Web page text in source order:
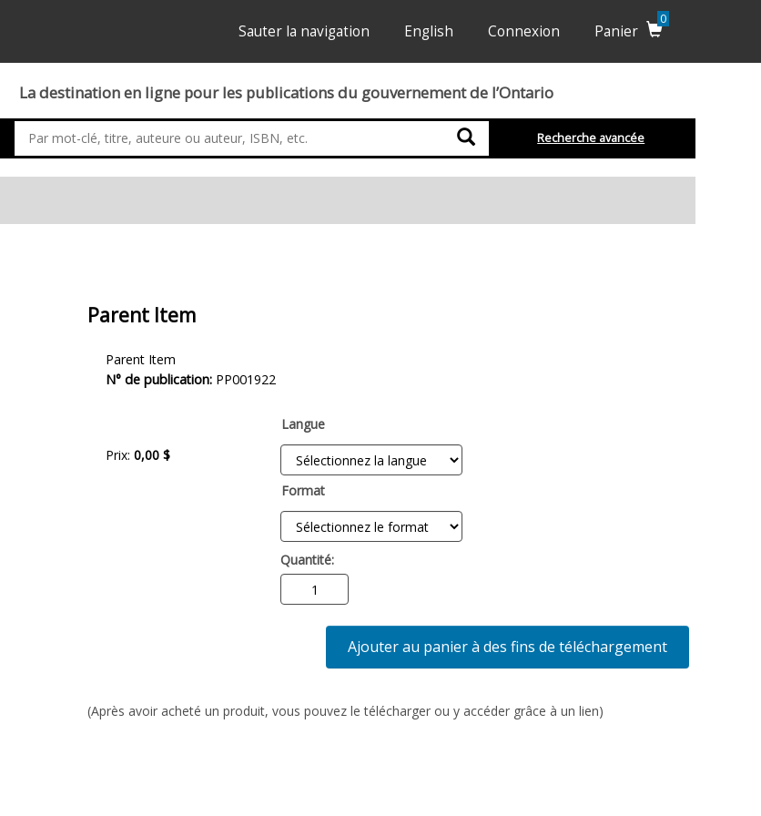
Sauter la navigation English Connexion Panier
0
La destination en ligne pour les publications du gouvernement de l’Ontario
RechercheRecherche avancée
Parent Item
du
produit
Parent Item
N° de publication: PP001922
Prix: 0,00 $
Langue
Format
Quantité:
Ajouter au panier à des fins de téléchargement
(Après avoir acheté un produit, vous pouvez le télécharger ou y accéder grâce à un lien)